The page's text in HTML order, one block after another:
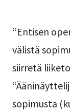
“Entisen
välistä
siirretä
sopimusta